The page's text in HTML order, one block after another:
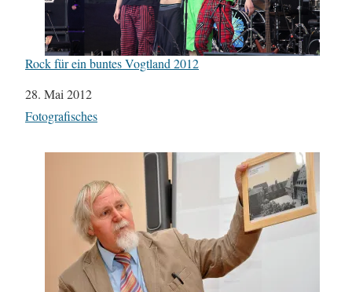
Rock für ein buntes Vogtland 2012
Datum
28. Mai 2012
In Bezug auf
Fotografisches